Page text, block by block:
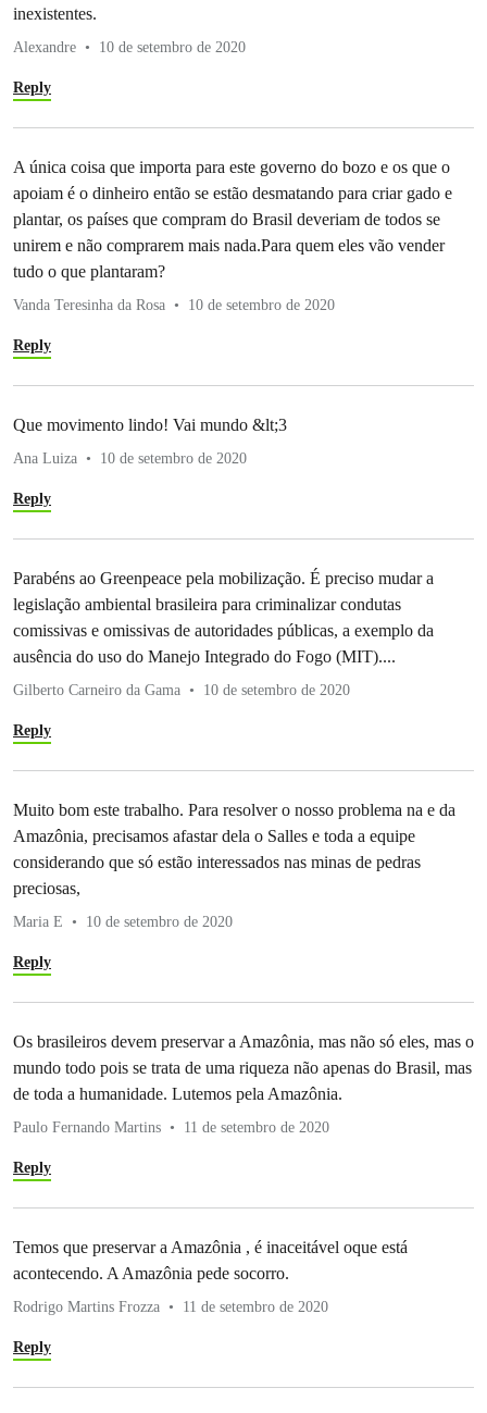
inexistentes.
Alexandre 10 de setembro de 2020
Reply
A única coisa que importa para este governo do bozo e os que o
apoiam é o dinheiro então se estão desmatando para criar gado e
plantar, os países que compram do Brasil deveriam de todos se
unirem e não comprarem mais nada.Para quem eles vão vender
tudo o que plantaram?
Vanda Teresinha da Rosa 10 de setembro de 2020
Reply
Que movimento lindo! Vai mundo &lt;3
Ana Luiza 10 de setembro de 2020
Reply
Parabéns ao Greenpeace pela mobilização. É preciso mudar a
legislação ambiental brasileira para criminalizar condutas
comissivas e omissivas de autoridades públicas, a exemplo da
ausência do uso do Manejo Integrado do Fogo (MIT)....
Gilberto Carneiro da Gama 10 de setembro de 2020
Reply
Muito bom este trabalho. Para resolver o nosso problema na e da
Amazônia, precisamos afastar dela o Salles e toda a equipe
considerando que só estão interessados nas minas de pedras
preciosas,
Maria E 10 de setembro de 2020
Reply
Os brasileiros devem preservar a Amazônia, mas não só eles, mas o
mundo todo pois se trata de uma riqueza não apenas do Brasil, mas
de toda a humanidade. Lutemos pela Amazônia.
Paulo Fernando Martins 11 de setembro de 2020
Reply
Temos que preservar a Amazônia , é inaceitável oque está
acontecendo. A Amazônia pede socorro.
Rodrigo Martins Frozza 11 de setembro de 2020
Reply